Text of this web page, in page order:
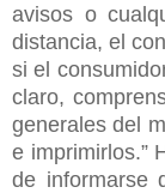
avisos o
distancia, el
si el
claro,
generales del
e imprimirlos.”
de informarse